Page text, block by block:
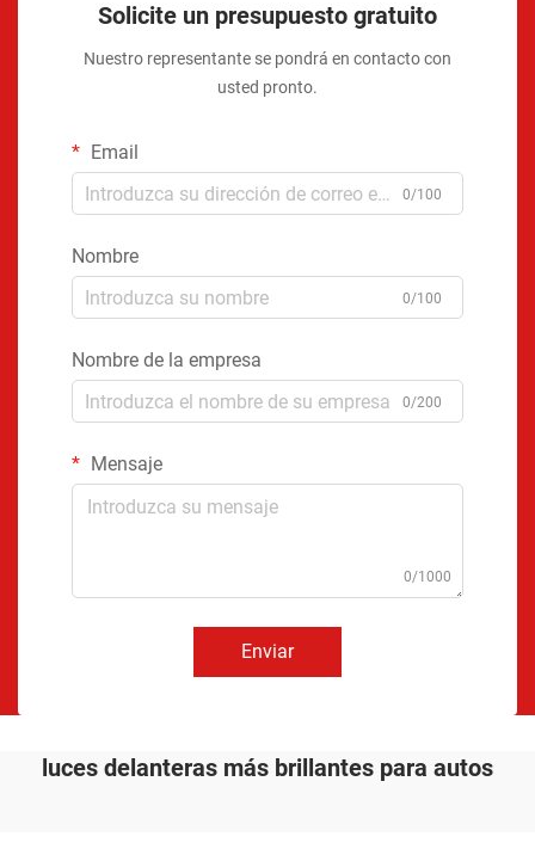
Solicite un presupuesto gratuito
Nuestro representante se pondrá en contacto con
usted pronto.
Email
0/100
Nombre
0/100
Nombre de la empresa
0/200
Mensaje
0/1000
Enviar
luces delanteras más brillantes para autos